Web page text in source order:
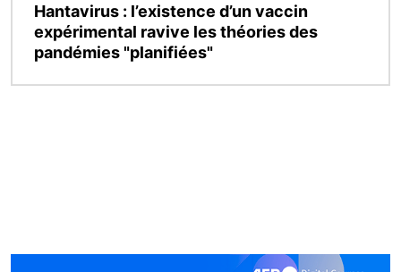
Hantavirus : l’existence d’un vaccin
expérimental ravive les théories des
pandémies "planifiées"